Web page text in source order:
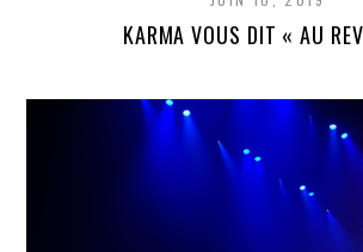
KARMA VOUS DIT « AU